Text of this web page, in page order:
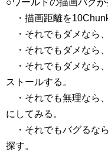
○ワールドの描画バグが
・描画距離を
・それでもダメなら
・それでもダメなら
・それでもダメなら
ストールする。
・それでも無理なら
にしてみる。
・それでもバグるな
探す。